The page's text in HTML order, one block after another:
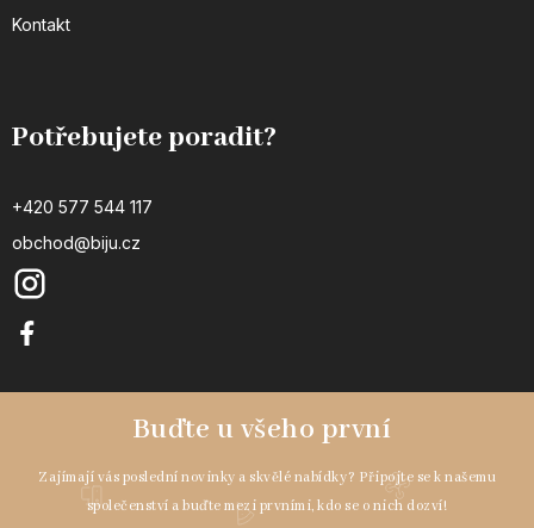
Kontakt
Potřebujete poradit?
+420 577 544 117
obchod@biju.cz